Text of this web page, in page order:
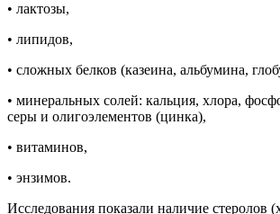
• лактозы,
• липидов,
• сложных белков (казеина, альбумина,
• минеральных солей: кальция, хлора,
серы и олигоэлементов (цинка),
• витаминов,
• энзимов.
Исследования показали наличие стеролов